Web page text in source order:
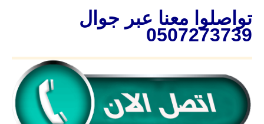
تواصلوا معنا عبر جوال
0507273739